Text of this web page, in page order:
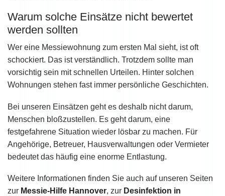
Warum solche Einsätze nicht bewertet
werden sollten
Wer eine Messiewohnung zum ersten Mal sieht, ist oft
schockiert. Das ist verständlich. Trotzdem sollte man
vorsichtig sein mit schnellen Urteilen. Hinter solchen
Wohnungen stehen fast immer persönliche Geschichten.
Bei unseren Einsätzen geht es deshalb nicht darum,
Menschen bloßzustellen. Es geht darum, eine
festgefahrene Situation wieder lösbar zu machen. Für
Angehörige, Betreuer, Hausverwaltungen oder Vermieter
bedeutet das häufig eine enorme Entlastung.
Weitere Informationen finden Sie auch auf unseren Seiten
zur Messie-Hilfe Hannover, zur Desinfektion in